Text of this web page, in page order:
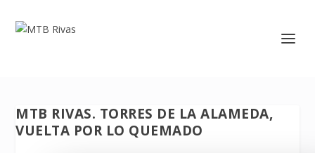
MTB RIVAS. TORRES DE LA ALAMEDA,
VUELTA POR LO QUEMADO